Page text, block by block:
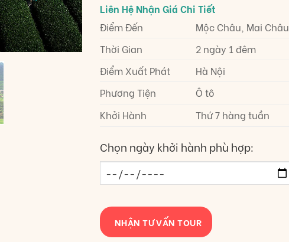
Điểm Đến
Mộc Châu, Mai Châu
Thời Gian
2 ngày 1 đêm
Điểm Xuất Phát
Hà Nội
Phương Tiện
Ô tô
Khởi Hành
Thứ 7 hàng tuần
Chọn ngày khởi hành phù hợp:
NHẬN TƯ VẤN TOUR